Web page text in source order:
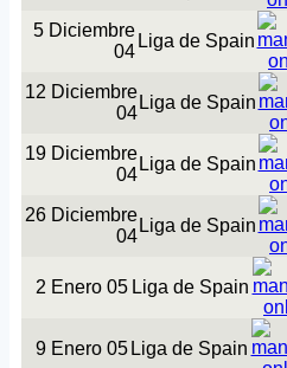
5 Diciembre
04
Liga de Spain
12 Diciembre
04
Liga de Spain
19 Diciembre
04
Liga de Spain
26 Diciembre
04
Liga de Spain
2 Enero 05 Liga de Spain
9 Enero 05 Liga de Spain